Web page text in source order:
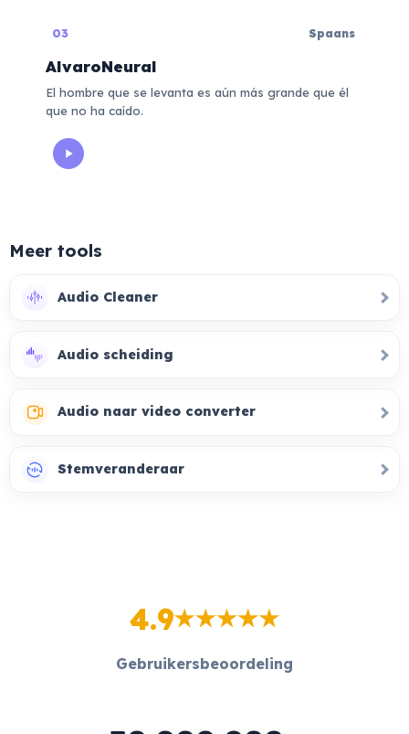
03 Spaans
AlvaroNeural
El hombre que se levanta es aún más grande que él
que no ha caído.
Meer tools
Audio Cleaner
Audio scheiding
Audio naar video converter
Stemveranderaar
4.9
Gebruikersbeoordeling